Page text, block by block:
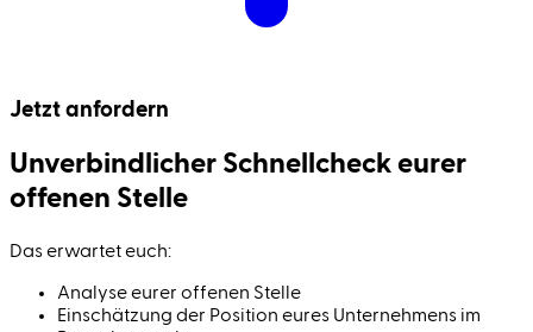
Jetzt anfordern
Unverbindlicher Schnell­check eurer
offenen Stelle
Das erwartet euch:
Analyse eurer offenen Stelle
Einschätzung der Position eures Unternehmens im